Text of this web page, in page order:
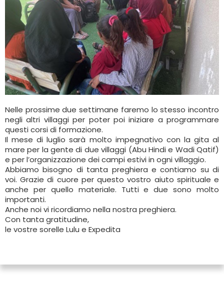
Nelle prossime due settimane faremo lo stesso incontro
negli altri villaggi per poter poi iniziare a programmare
questi corsi di formazione.
Il mese di luglio sarà molto impegnativo con la gita al
mare per la gente di due villaggi (Abu Hindi e Wadi Qatif)
e per l’organizzazione dei campi estivi in ogni villaggio.
Abbiamo bisogno di tanta preghiera e contiamo su di
voi. Grazie di cuore per questo vostro aiuto spirituale e
anche per quello materiale. Tutti e due sono molto
importanti.
Anche noi vi ricordiamo nella nostra preghiera.
Con tanta gratitudine,
le vostre sorelle Lulu e Expedita